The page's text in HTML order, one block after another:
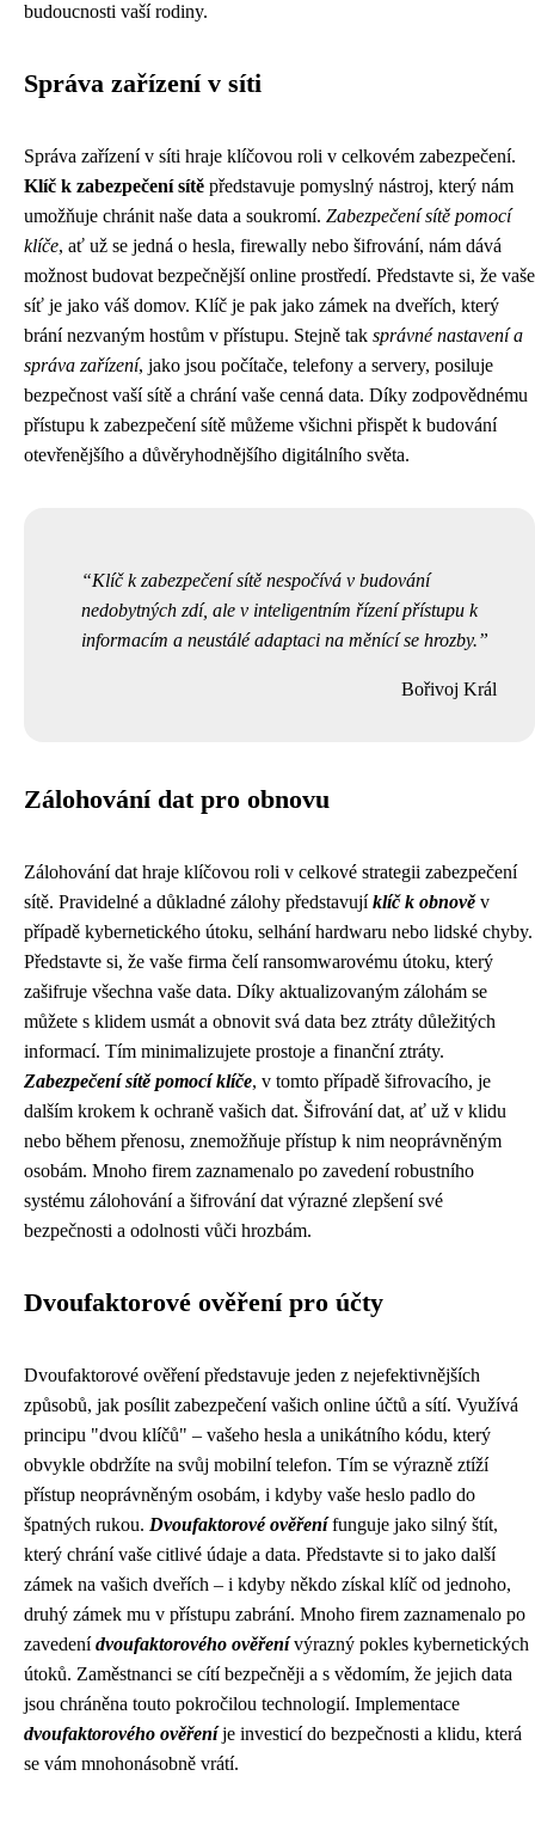
budoucnosti vaší rodiny.
Správa zařízení v síti
Správa zařízení v síti hraje klíčovou roli v celkovém zabezpečení.
Klíč k zabezpečení sítě představuje pomyslný nástroj, který nám
umožňuje chránit naše data a soukromí. Zabezpečení sítě pomocí
klíče, ať už se jedná o hesla, firewally nebo šifrování, nám dává
možnost budovat bezpečnější online prostředí. Představte si, že vaše
síť je jako váš domov. Klíč je pak jako zámek na dveřích, který
brání nezvaným hostům v přístupu. Stejně tak správné nastavení a
správa zařízení, jako jsou počítače, telefony a servery, posiluje
bezpečnost vaší sítě a chrání vaše cenná data. Díky zodpovědnému
přístupu k zabezpečení sítě můžeme všichni přispět k budování
otevřenějšího a důvěryhodnějšího digitálního světa.
Klíč k zabezpečení sítě nespočívá v budování
nedobytných zdí, ale v inteligentním řízení přístupu k
informacím a neustálé adaptaci na měnící se hrozby.
Bořivoj Král
Zálohování dat pro obnovu
Zálohování dat hraje klíčovou roli v celkové strategii zabezpečení
sítě. Pravidelné a důkladné zálohy představujíklíč k obnověv
případě kybernetického útoku, selhání hardwaru nebo lidské chyby.
Představte si, že vaše firma čelí ransomwarovému útoku, který
zašifruje všechna vaše data. Díky aktualizovaným zálohám se
můžete s klidem usmát a obnovit svá data bez ztráty důležitých
informací. Tím minimalizujete prostoje a finanční ztráty.
Zabezpečení sítě pomocí klíče, v tomto případě šifrovacího, je
dalším krokem k ochraně vašich dat. Šifrování dat, ať už v klidu
nebo během přenosu, znemožňuje přístup k nim neoprávněným
osobám. Mnoho firem zaznamenalo po zavedení robustního
systému zálohování a šifrování dat výrazné zlepšení své
bezpečnosti a odolnosti vůči hrozbám.
Dvoufaktorové ověření pro účty
Dvoufaktorové ověření představuje jeden z nejefektivnějších
způsobů, jak posílit zabezpečení vašich online účtů a sítí. Využívá
principu "dvou klíčů" – vašeho hesla a unikátního kódu, který
obvykle obdržíte na svůj mobilní telefon. Tím se výrazně ztíží
přístup neoprávněným osobám, i kdyby vaše heslo padlo do
špatných rukou. Dvoufaktorové ověřenífunguje jako silný štít,
který chrání vaše citlivé údaje a data. Představte si to jako další
zámek na vašich dveřích – i kdyby někdo získal klíč od jednoho,
druhý zámek mu v přístupu zabrání. Mnoho firem zaznamenalo po
zavedenídvoufaktorového ověřenívýrazný pokles kybernetických
útoků. Zaměstnanci se cítí bezpečněji a s vědomím, že jejich data
jsou chráněna touto pokročilou technologií. Implementace
dvoufaktorového ověřeníje investicí do bezpečnosti a klidu, která
se vám mnohonásobně vrátí.